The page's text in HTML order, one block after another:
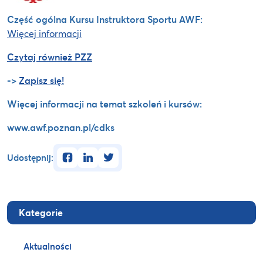
Kategorie
Aktualności
Część ogólna Kursu Instruktora Sportu AWF:
Więcej informacji
Czytaj również PZZ
-> Zapisz się!
Więcej informacji na temat szkoleń i kursów:
www.awf.poznan.pl/cdks
Udostępnij: facebooklinkedintwitter